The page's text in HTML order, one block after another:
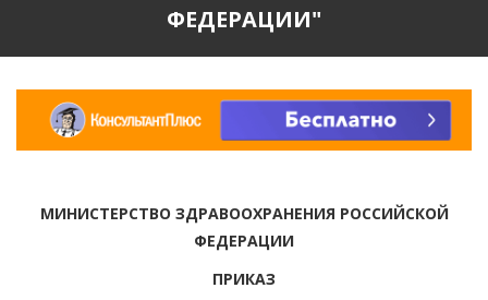
ФЕДЕРАЦИИ"
МИНИСТЕРСТВО ЗДРАВООХРАНЕНИЯ РОССИЙСКОЙ
ФЕДЕРАЦИИ
ПРИКАЗ